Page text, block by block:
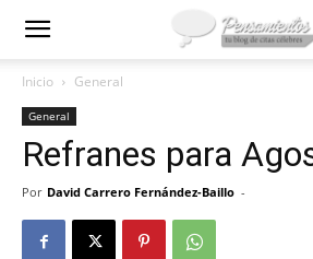
Inicio General
General
Refranes para
Por David Carrero Fernández-Baillo -